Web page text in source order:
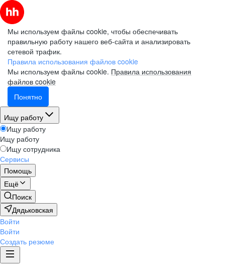
Мы используем файлы cookie, чтобы обеспечивать
правильную работу нашего веб-сайта и анализировать
сетевой трафик.
Правила использования файлов cookie
Мы используем файлы cookie. Правила использования
файлов cookie
Понятно
Ищу работу
Ищу работу
Ищу работу
Ищу сотрудника
Сервисы
Помощь
Ещё
Поиск
Дядьковская
Войти
Войти
Создать резюме